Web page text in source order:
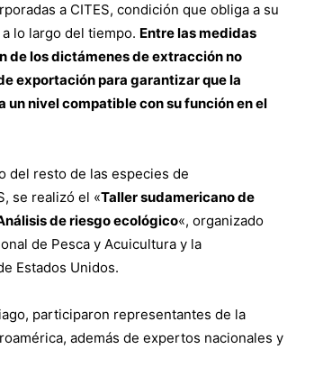
a CITES, condición que obliga a su
lo largo del tiempo. Entre las medidas
de los dictámenes de extracción no
exportación para garantizar que la
un nivel compatible con su función en el
del resto de las especies de
se realizó el «Taller sudamericano de
de riesgo ecológico«, organizado
de Pesca y Acuicultura y la
Estados Unidos.
participaron representantes de la
además de expertos nacionales y